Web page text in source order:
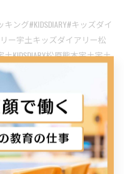
ング#KIDSDIARY#キッズダイ
ー宇土キッズダイアリー松
土KIDSDIARY松原熊本宇土宇土
ス放デイ小学生中学生高校
に戻る 次のページ >